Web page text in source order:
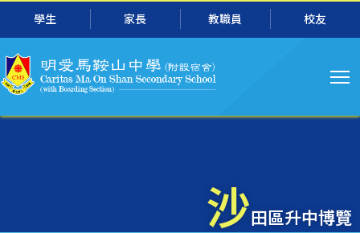
跳转到主要内容
學生 家長 教職員 校友
导
航
沙田區升中博覽